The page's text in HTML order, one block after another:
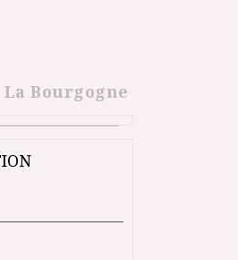
La Bourgogne